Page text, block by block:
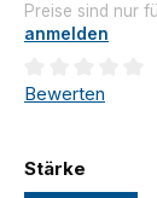
Preise sind nur
anmelden
Bewerten
Stärke